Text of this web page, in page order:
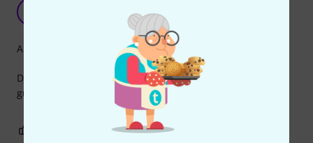
e.ber 25.09.2022
Der Inhalt dieses campfire Songs für Banjo gefällt mir sehr
gut. Kann ich weiter empfehlen.
Arrangement
BEWERTUNG MELDEN